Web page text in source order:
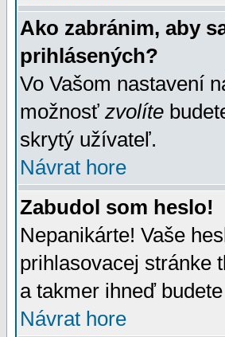
Ako zabránim, aby
prihlásených?
Vo Vašom nastavení
možnosť zvolíte
skrytý užívateľ.
Návrat hore
Zabudol som heslo!
Nepanikárte! Vaše
prihlasovacej stránke
a takmer ihneď
Návrat hore